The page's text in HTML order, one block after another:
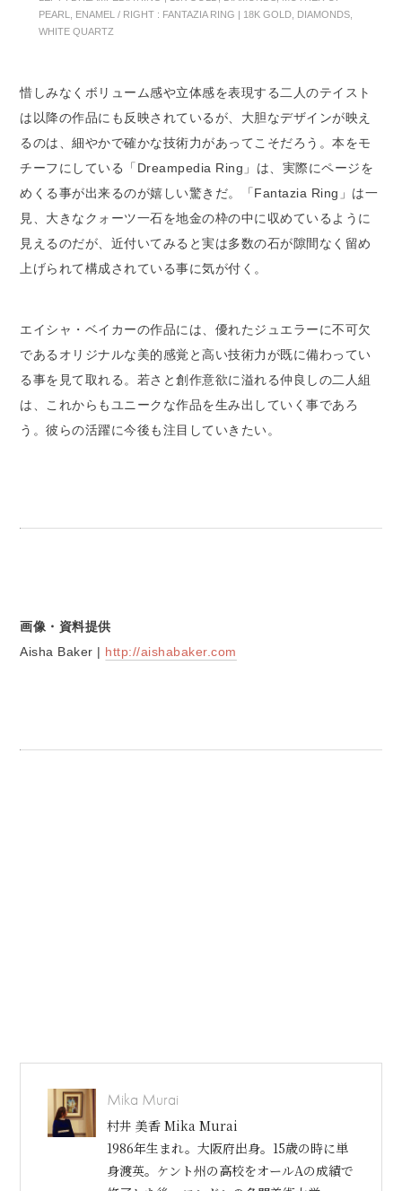
PEARL, ENAMEL / RIGHT : FANTAZIA RING | 18K GOLD, DIAMONDS,
WHITE QUARTZ
惜しみなくボリューム感や立体感を表現する二人のテイスト
は以降の作品にも反映されているが、大胆なデザインが映え
るのは、細やかで確かな技術力があってこそだろう。本をモ
チーフにしている「Dreampedia Ring」は、実際にページを
めくる事が出来るのが嬉しい驚きだ。「Fantazia Ring」は一
見、大きなクォーツ一石を地金の枠の中に収めているように
見えるのだが、近付いてみると実は多数の石が隙間なく留め
上げられて構成されている事に気が付く。
エイシャ・ベイカーの作品には、優れたジュエラーに不可欠
であるオリジナルな美的感覚と高い技術力が既に備わってい
る事を見て取れる。若さと創作意欲に溢れる仲良しの二人組
は、これからもユニークな作品を生み出していく事であろ
う。彼らの活躍に今後も注目していきたい。
画像・資料提供
Aisha Baker | http://aishabaker.com
Mika Murai
村井 美香 Mika Murai
1986年生まれ。大阪府出身。15歳の時に単
身渡英。ケント州の高校をオールAの成績で